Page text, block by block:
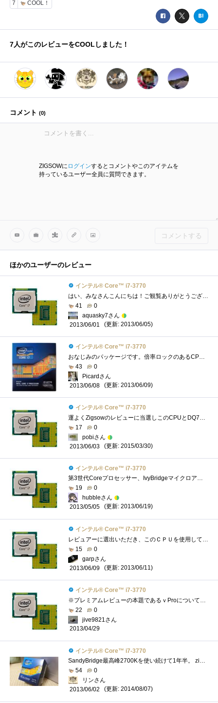
7 COOL！
7人がこのレビューをCOOLしました！
コメント (0)
ZIGSOWに ログインするとコメントやこのアイテムを
持っているユーザー全員に質問できます。
コメントする
ほかのユーザーのレビュー
インテル® Core™ i7-3770
はい、みなさんこんにちは！ご観覧ありがとうございます。今回は、「IntelCorei7-3770」をご紹介したいと思います。 ☆こいつとの運命的な出会い�...
41
0
aquasky7さん
2013/06/01
(更新: 2013/06/05)
インテル® Core™ i7-3770
おなじみのパッケージです。倍率ロックのあるCPUは、Core2QuadQ6600以来なので、実に6年ぶりです。しかも、バンドルされているCPUクーラーを使った�...
43
0
Picardさん
2013/06/08
(更新: 2013/06/09)
インテル® Core™ i7-3770
運よくZigsowのレビューに当選しこのCPUとDQ77MKにてレビューをしました。 Corei7自体はMacBookProに搭載されているので使ったことはあるのですがノー�...
17
0
pobiさん
2013/06/03
(更新: 2015/03/30)
インテル® Core™ i7-3770
第3世代Coreプロセッサー、IvyBridgeマイクロアーキテクチャ採用のCPUExtremeEditionを除けば、デスクトップ向けIvyBridgeでは第2位の性能を誇るCPUです。201...
19
0
hubbleさん
2013/05/05
(更新: 2013/06/19)
インテル® Core™ i7-3770
レビュアーに選出いただき、このＣＰＵを使用して、Intelさんがこっそり(？)と仕込んだ数々の便利な機能についてレビューをさせていただきまし�...
15
0
garpさん
2013/06/09
(更新: 2013/06/11)
インテル® Core™ i7-3770
※プレミアムレビューの本題であるｖProについては別途グループ別の発表となりますので、今回はあくまでこのCPU自体についてのレビューとさせ�...
22
0
jive9821さん
2013/04/29
インテル® Core™ i7-3770
SandyBridge最高峰2700Kを使い続けて1年半。 zigsowのおものだちはIvyBridgeへ移行する中、 自分はSandyBridgeを使い続けてきましたがついにIvyBridgeを手にす...
54
0
リンさん
2013/06/02
(更新: 2014/08/07)